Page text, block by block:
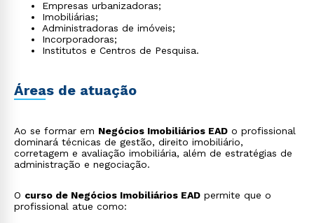
Empresas urbanizadoras;
Imobiliárias;
Administradoras de imóveis;
Incorporadoras;
Institutos e Centros de Pesquisa.
Áreas de atuação
Ao se formar em Negócios Imobiliários EAD o profissional
dominará técnicas de gestão, direito imobiliário,
corretagem e avaliação imobiliária, além de estratégias de
administração e negociação.
O curso de Negócios Imobiliários EAD permite que o
profissional atue como: